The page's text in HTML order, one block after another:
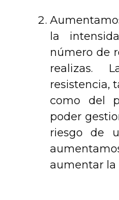
la
número de
realizas.
resistencia,
como del
poder
riesgo de
aumentar la